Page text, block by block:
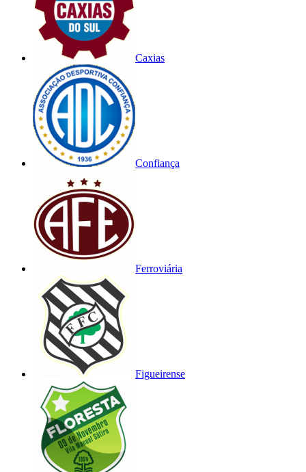
Caxias
Confiança
Ferroviária
Figueirense